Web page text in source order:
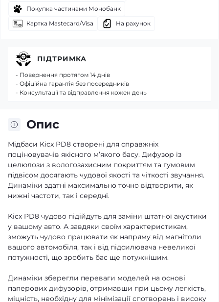
Покупка частинами Монобанк
Картка Mastecard/Visa
На рахунок
Опис
Мідбаси Kicx PD8 створені для справжніх
поціновувачів якісного м’якого басу. Дифузор із
целюлози з вологозахисним покриттям та гумовим
підвісом досягають чудової якості та чіткості звучання.
Динаміки здатні максимально точно відтворити, як
нижні частоти, так і середні.
Kicx PD8 чудово підійдуть для заміни штатної акустики
у вашому авто. А завдяки своїм характеристикам,
зможуть чудово працювати як напряму від магнітоли
вашого автомобіля, так і від підсилювача невеликої
потужності, що зробить бас ще потужнішим.
Динаміки зберегли переваги моделей на основі
паперових дифузорів, отримавши при цьому легкість,
міцність, необхідну для мінімізації спотворень і високу
ПІДТРИМКА
- Повернення протягом 14 днів
- Офіційна гарантія без посередників
- Консультації та відправлення кожен день